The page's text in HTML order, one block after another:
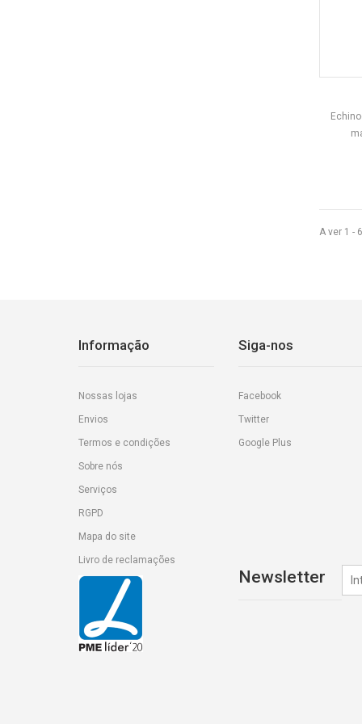
A ver 1 -
Informação
Nossas lojas
Envios
Termos e condições
Sobre nós
Serviços
RGPD
Mapa do site
Livro de reclamações
Siga-nos
Facebook
Twitter
Google Plus
Newsletter